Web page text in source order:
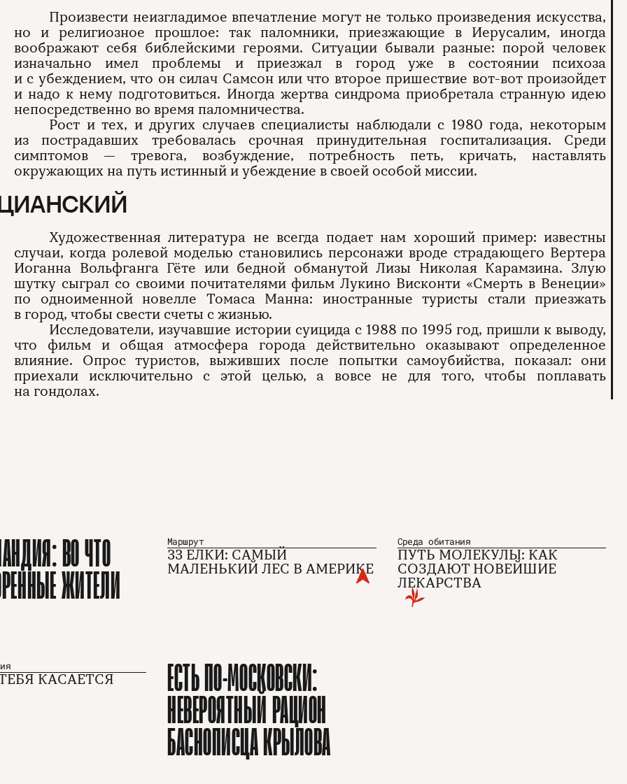
Произвести неизгладимое впечатление могут не только произведения искусства,
но и религиозное прошлое: так паломники, приезжающие в Иерусалим, иногда
воображают себя библейскими героями. Ситуации бывали разные: порой человек
изначально имел проблемы и приезжал в город уже в состоянии психоза
и с убеждением, что он силач Самсон или что второе пришествие вот-вот произойдет
и надо к нему подготовиться. Иногда жертва синдрома приобретала странную идею
непосредственно во время паломничества.
Рост и тех, и других случаев специалисты наблюдали с 1980 года, некоторым
из пострадавших требовалась срочная принудительная госпитализация. Среди
симптомов — тревога, возбуждение, потребность петь, кричать, наставлять
окружающих на путь истинный и убеждение в своей особой миссии.
Художественная литература не всегда подает нам хороший пример: известны
случаи, когда ролевой моделью становились персонажи вроде страдающего Вертера
Иоганна Вольфганга Гёте или бедной обманутой Лизы Николая Карамзина. Злую
шутку сыграл со своими почитателями фильм Лукино Висконти «Смерть в Венеции»
по одноименной новелле Томаса Манна: иностранные туристы стали приезжать
в город, чтобы свести счеты с жизнью.
Исследователи, изучавшие истории суицида с 1988 по 1995 год, пришли к выводу,
что фильм и общая атмосфера города действительно оказывают определенное
влияние. Опрос туристов, выживших после попытки самоубийства, показал: они
приехали исключительно с этой целью, а вовсе не для того, чтобы поплавать
на гондолах.
ВО ЧТО
ЖИТЕЛИ
Маршрут
33 ЕЛКИ: САМЫЙ
МАЛЕНЬКИЙ ЛЕС В АМЕРИКЕ
Среда обитания
ПУТЬ МОЛЕКУЛЫ: КАК
СОЗДАЮТ НОВЕЙШИЕ
ЛЕКАРСТВА
КАСАЕТСЯ ЕСТЬ ПО-МОСКОВСКИ:
НЕВЕРОЯТНЫЙ РАЦИОН
БАСНОПИСЦА КРЫЛОВА
Рекламодателям